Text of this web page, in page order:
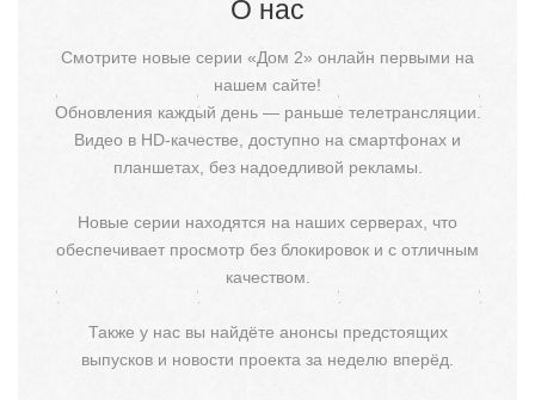
О нас
Смотрите новые серии «Дом 2» онлайн первыми на
нашем сайте!
Обновления каждый день — раньше телетрансляции.
Видео в HD-качестве, доступно на смартфонах и
планшетах, без надоедливой рекламы.
Новые серии находятся на наших серверах, что
обеспечивает просмотр без блокировок и с отличным
качеством.
Также у нас вы найдёте анонсы предстоящих
выпусков и новости проекта за неделю вперёд.